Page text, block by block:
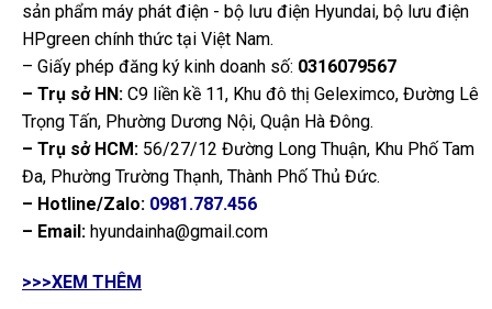
sản phẩm máy phát điện - bộ lưu điện Hyundai, bộ lưu điện
HPgreen chính thức tại Việt Nam.
– Giấy phép đăng ký kinh doanh số: 0316079567
– Trụ sở HN: C9 liền kề 11, Khu đô thị Geleximco, Đường Lê
Trọng Tấn, Phường Dương Nội, Quận Hà Đông.
– Trụ sở HCM: 56/27/12 Đường Long Thuận, Khu Phố Tam
Đa, Phường Trường Thạnh, Thành Phố Thủ Đức.
– Hotline/Zalo: 0981.787.456
– Email: hyundainha@gmail.com
>>>XEM THÊM